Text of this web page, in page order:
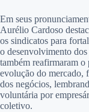
Em seus
Aurélio Cardoso
os sindicatos para
o desenvolvimento dos
também reafirmaram
evolução do mercado,
dos negócios,
voluntária por
coletivo.